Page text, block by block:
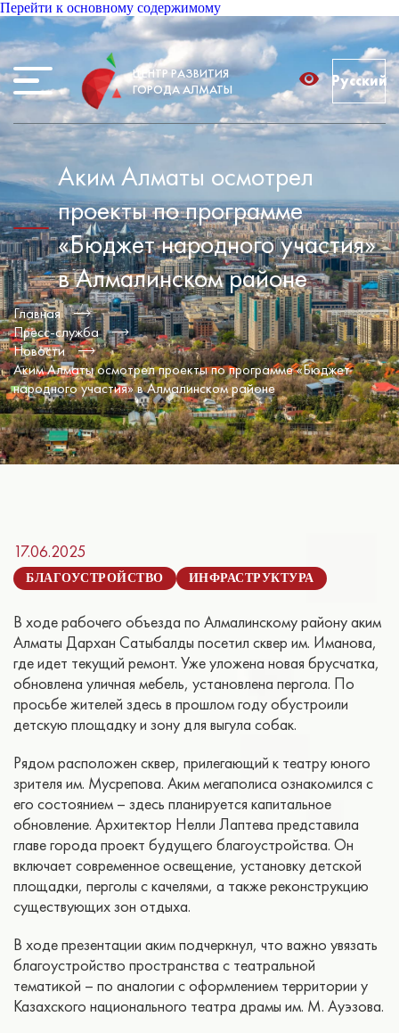
Перейти к основному содержимому
ЦЕНТР РАЗВИТИЯ
ГОРОДА АЛМАТЫ
Русский
Аким Алматы осмотрел
проекты по программе
«Бюджет народного участия»
в Алмалинском районе
Главная
Пресс-служба
Новости
Аким Алматы осмотрел проекты по программе «Бюджет
народного участия» в Алмалинском районе
17.06.2025
БЛАГОУСТРОЙСТВО ИНФРАСТРУКТУРА
В ходе рабочего объезда по Алмалинскому району аким
Алматы Дархан Сатыбалды посетил сквер им. Иманова,
где идет текущий ремонт. Уже уложена новая брусчатка,
обновлена уличная мебель, установлена пергола. По
просьбе жителей здесь в прошлом году обустроили
детскую площадку и зону для выгула собак.
Рядом расположен сквер, прилегающий к театру юного
зрителя им. Мусрепова. Аким мегаполиса ознакомился с
его состоянием – здесь планируется капитальное
обновление. Архитектор Нелли Лаптева представила
главе города проект будущего благоустройства. Он
включает современное освещение, установку детской
площадки, перголы с качелями, а также реконструкцию
существующих зон отдыха.
В ходе презентации аким подчеркнул, что важно увязать
благоустройство пространства с театральной
тематикой – по аналогии с оформлением территории у
Казахского национального театра драмы им. М. Ауэзова.